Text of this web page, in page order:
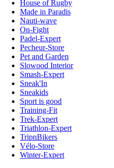
House of Rugby
Made in Paradis
Nauti-wave
On-Fight
Padel-Expert
Pecheur-Store
Pet and Garden
Slowood Interior
Smash-Expert
Sneak'In
Sneakids
Sport is good
Training-Fit
Trek-Expert
Triathlon-Expert
TripnBikers
Vélo-Store
Winter-Expert